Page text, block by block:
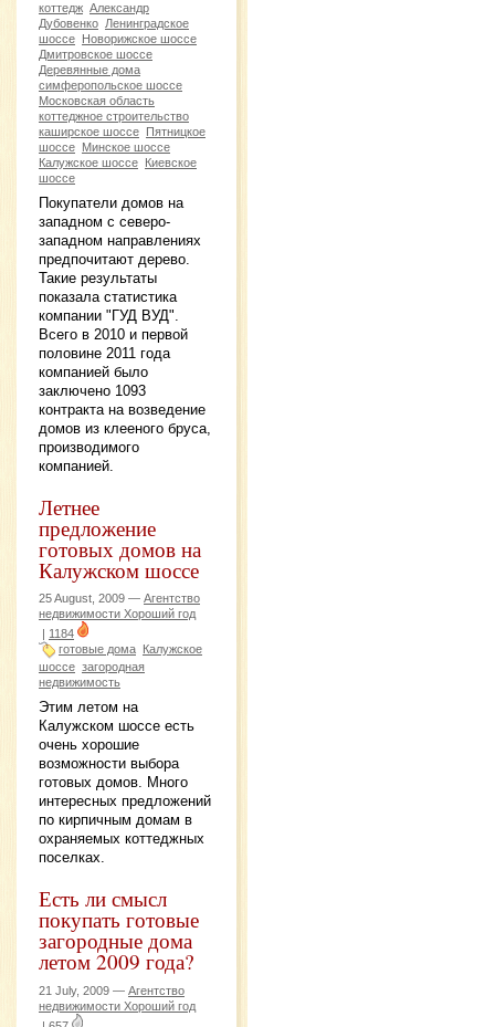
коттедж Александр
Дубовенко Ленинградское
шоссе Новорижское шоссе
Дмитровское шоссе
Деревянные дома
симферопольское шоссе
Московская область
коттеджное строительство
каширское шоссе Пятницкое
шоссе Минское шоссе
Калужское шоссе Киевское
шоссе
Покупатели домов на
западном с северо-
западном направлениях
предпочитают дерево.
Такие результаты
показала статистика
компании "ГУД ВУД".
Всего в 2010 и первой
половине 2011 года
компанией было
заключено 1093
контракта на возведение
домов из клееного бруса,
производимого
компанией.
Летнее
предложение
готовых домов на
Калужском шоссе
25 August, 2009 — Агентство
недвижимости Хороший год
1184
готовые дома
Калужское
шоссе загородная
недвижимость
Этим летом на
Калужском шоссе есть
очень хорошие
возможности выбора
готовых домов. Много
интересных предложений
по кирпичным домам в
охраняемых коттеджных
поселках.
Есть ли смысл
покупать готовые
загородные дома
летом 2009 года?
21 July, 2009 — Агентство
недвижимости Хороший год